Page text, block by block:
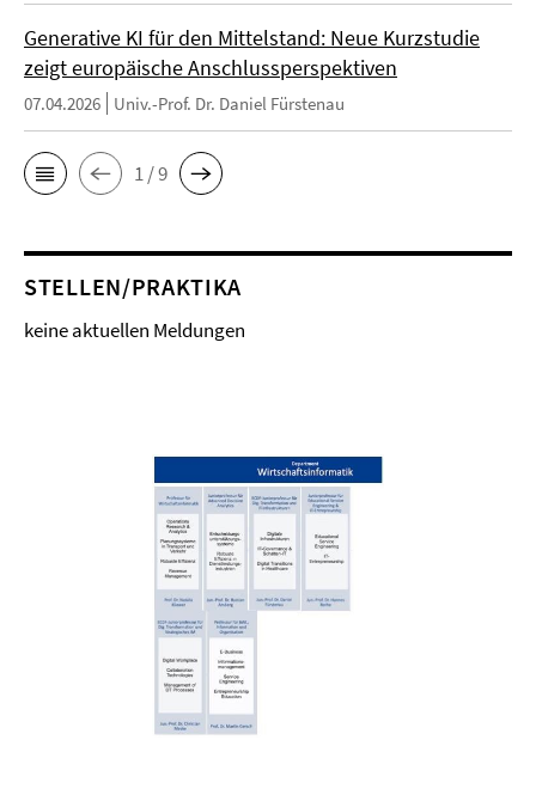
Generative KI für den Mittelstand: Neue Kurzstudie
zeigt europäische Anschlussperspektiven
07.04.2026 Univ.-Prof. Dr. Daniel Fürstenau
1 / 9
STELLEN/PRAKTIKA
keine aktuellen Meldungen